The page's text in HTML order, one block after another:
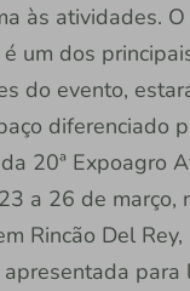
às atividades. O
um dos
do evento,
diferenciado
20ª Expoagro
a 26 de março,
Rincão Del
apresentada para